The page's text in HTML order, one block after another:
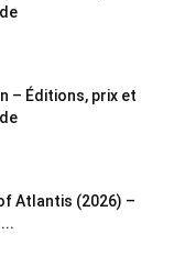
– Éditions, prix et
Atlantis (2026) –